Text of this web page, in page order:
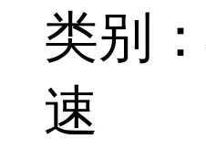
类别
速